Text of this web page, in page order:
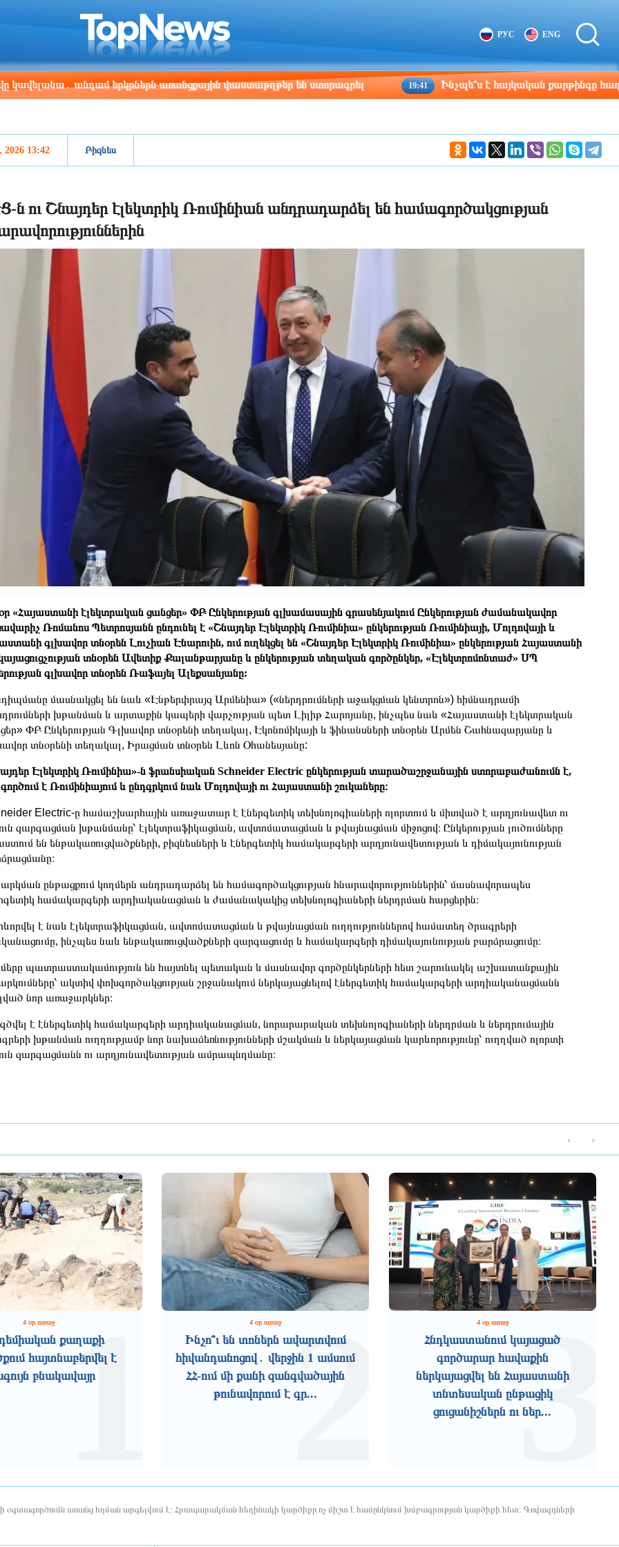
Los Angeles
13:07
Beijing
04:07 РУС ENG
անդամ երկրներն առանցքային փաստաթղթեր են ստորագրել 19:41 Ինչպե՞ս է հայկական քարթինգը հաղթահարում
2026 13:42 Բիզնես
ն ու Շնայդեր էլեկտրիկ Ռումինիան անդրադարձել են համագործակցության
«Հայաստանի էլեկտրական ցանցեր» ՓԲ Ընկերության գլխամասային գրասենյակում Ընկերության ժամանակավոր
Ռոմանոս Պետրոսյանն ընդունել է «Շնայդեր Էլեկտրիկ Ռումինիա» ընկերության Ռումինիայի, Մոլդովայի և
գլխավոր տնօրեն Լուչիան Էնարուին, ում ուղեկցել են «Շնայդեր Էլեկտրիկ Ռումինիա» ընկերության Հայաստանի
տնօրեն Ավետիք Քալանթարյանը և ընկերության տեղական գործընկեր, «Էլեկտրոմոնտաժ» ՍՊ
գլխավոր տնօրեն Ռաֆայել Ալեքսանյանը:
մասնակցել են նաև «Էնթերփրայզ Արմենիա» («ներդրումների աջակցման կենտրոն») հիմնադրամի
խթանման և արտաքին կապերի վարչության պետ Լիլիթ Հարոյանը, ինչպես նաև «Հայաստանի էլեկտրական
ՓԲ Ընկերության Գլխավոր տնօրենի տեղակալ, Էկոնոմիկայի և ֆինանսների տնօրեն Արմեն Շահնազարյանը և
տնօրենի տեղակալ, Իրացման տնօրեն Լևոն Օհանեսյանը:
Էլեկտրիկ Ռումինիա»-ն ֆրանսիական Schneider Electric ընկերության տարածաշրջանային ստորաբաժանումն է,
է Ռումինիայում և ընդգրկում նաև Մոլդովայի ու Հայաստանի շուկաները։
Electric-ը համաշխարհային առաջատար է էներգետիկ տեխնոլոգիաների ոլորտում և միտված է արդյունավետ ու
զարգացման խթանմանը՝ էլեկտրաֆիկացման, ավտոմատացման և թվայնացման միջոցով։ Ընկերության լուծումները
են ենթակառուցվածքների, բիզնեսների և էներգետիկ համակարգերի արդյունավետության և դիմակայունության
ընթացքում կողմերն անդրադարձել են համագործակցության հնարավորություններին՝ մասնավորապես
համակարգերի արդիականացման և ժամանակակից տեխնոլոգիաների ներդրման հարցերին։
է նաև էլեկտրաֆիկացման, ավտոմատացման և թվայնացման ուղղություններով համատեղ ծրագրերի
ինչպես նաև ենթակառուցվածքների զարգացումը և համակարգերի դիմակայունության բարձրացումը։
պատրաստակամություն են հայտնել պետական և մասնավոր գործընկերների հետ շարունակել աշխատանքային
ակտիվ փոխգործակցության շրջանակում ներկայացնելով էներգետիկ համակարգերի արդիականացմանն
նոր առաջարկներ։
է էներգետիկ համակարգերի արդիականացման, նորարարական տեխնոլոգիաների ներդրման և ներդրումային
խթանման ուղղությամբ նոր նախաձեռնությունների մշակման և ներկայացման կարևորությունը՝ ուղղված ոլորտի
զարգացմանն ու արդյունավետության ամրապնդմանը։
4 օր առաջ
քաղաքի
հայտնաբերվել է
բնակավայր
1 4 օր առաջ
Ինչո՞ւ են տոներն ավարտվում
հիվանդանոցով․ վերջին 1 ամսում
ՀՀ-ում մի քանի զանգվածային
թունավորում է գր...2 4 օր առաջ
Հնդկաստանում կայացած
գործարար հավաքին
ներկայացվել են Հայաստանի
տնտեսական ընթացիկ
ցուցանիշներն ու ներ...
3
‹ ›
օգտագործումն առանց հղման արգելվում է: Հրապարակման հեղինակի կարծիքը ոչ միշտ է համընկնում խմբագրության կարծիքի հետ: Գովազդների